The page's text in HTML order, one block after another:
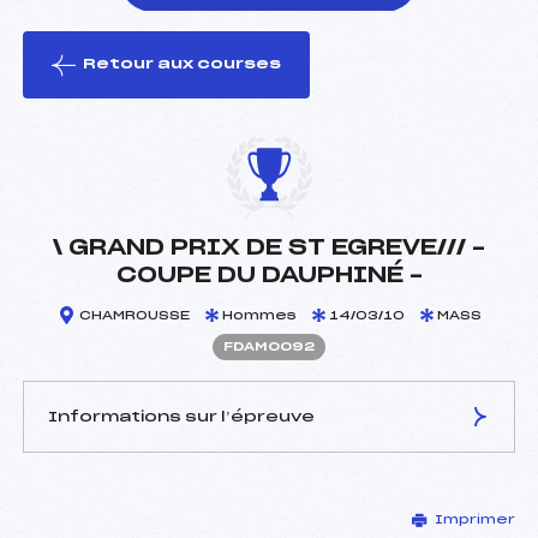
le ski
Retour aux courses
\ GRAND PRIX DE ST EGREVE/// –
COUPE DU DAUPHINÉ –
CHAMROUSSE Hommes 14/03/10 MASS
FDAM0092
Informations sur l’épreuve
DUCORDEAU VINCENT
Imprimer